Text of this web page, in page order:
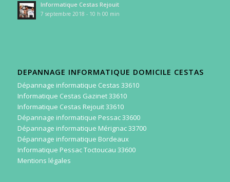
Informatique Cestas Rejouit
7 septembre 2018 - 10 h 00 min
DEPANNAGE INFORMATIQUE DOMICILE CESTAS
Dépannage informatique Cestas 33610
Informatique Cestas Gazinet 33610
Informatique Cestas Rejouit 33610
Dépannage informatique Pessac 33600
Dépannage informatique Mérignac 33700
Dépannage informatique Bordeaux
Informatique Pessac Toctoucau 33600
Mentions légales